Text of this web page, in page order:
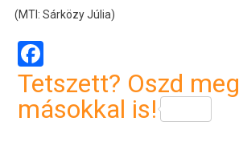
(MTI: Sárközy Júlia)
Facebook
Tetszett? Oszd meg
másokkal is!